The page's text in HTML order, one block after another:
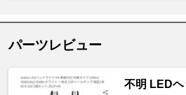
パーツレビュー
不明 LEDヘ